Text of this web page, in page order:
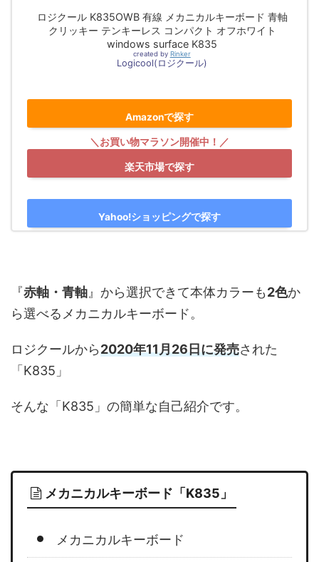
ロジクール K835OWB 有線 メカニカルキーボード 青軸
クリッキー テンキーレス コンパクト オフホワイト
windows surface K835
created by Rinker
Logicool(ロジクール)
Amazonで探す
楽天市場で探す
Yahoo!ショッピングで探す
『赤軸・青軸』から選択できて本体カラーも2色か
ら選べるメカニカルキーボード。
ロジクールから2020年11月26日に発売された
「K835」
そんな「K835」の簡単な自己紹介です。
メカニカルキーボード「K835」
メカニカルキーボード